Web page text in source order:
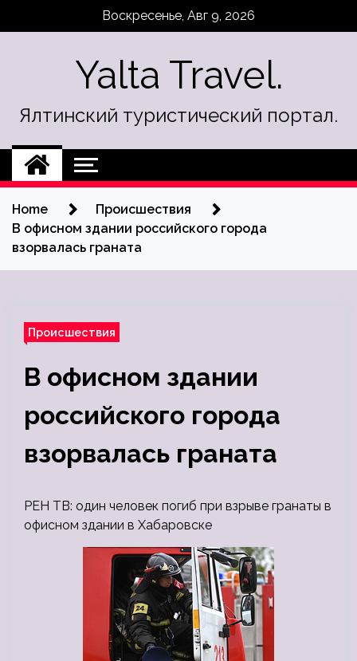
Воскресенье, Авг 9, 2026
Yalta Travel.
Ялтинский туристический портал.
Home
Происшествия
В офисном здании российского города
взорвалась граната
Происшествия
В офисном здании
российского города
взорвалась граната
РЕН ТВ: один человек погиб при взрыве гранаты в
офисном здании в Хабаровске